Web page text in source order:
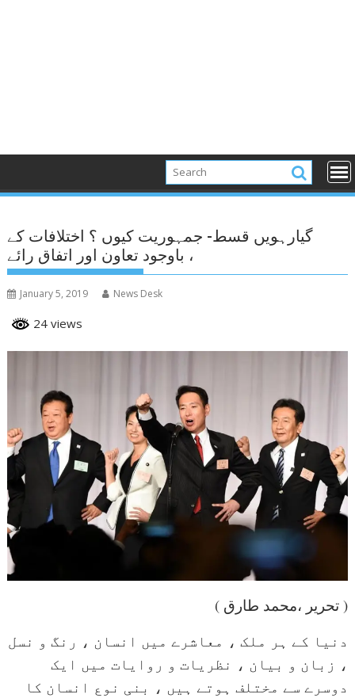
گیارہویں قسط- جمہوریت کیوں ؟ اختلافات کے
باوجود تعاون اور اتفاق رائے ،
January 5, 2019 News Desk
24 views
( تحریر ،محمد طارق )
دنیا کے ہر ملک ، معاشرے میں انسان ، رنگ و نسل
، زبان و بیان ، نظریات و روایات میں ایک
دوسرے سے مختلف ہوتے ہیں ، بنی نوع انسان کا